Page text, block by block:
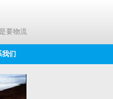
是要物流
我们